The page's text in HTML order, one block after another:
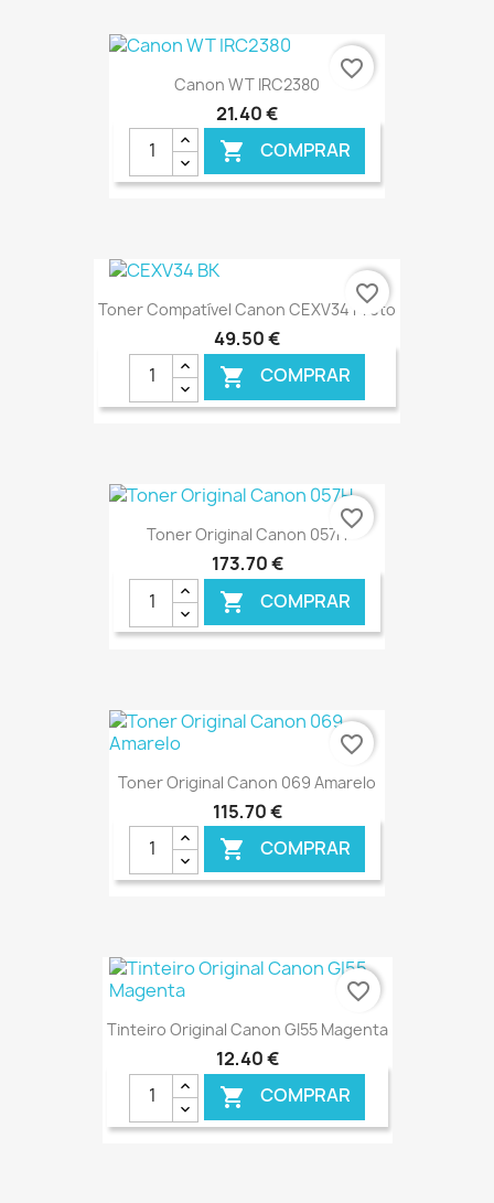
€ ONLINE
Canon WT IRC2380
21,40 €
 COMPRAR
€ ONLINE
favorite_border
Toner Compatível Canon CEXV34 Preto
49,50 €
 COMPRAR
€ ONLINE
favorite_border
Toner Original Canon 057H
173,70 €
 COMPRAR
€ ONLINE
favorite_border
Toner Original Canon 069 Amarelo
115,70 €
 COMPRAR
€ ONLINE
favorite_border
Tinteiro Original Canon GI55 Magenta
12,40 €
 COMPRAR
favorite_border